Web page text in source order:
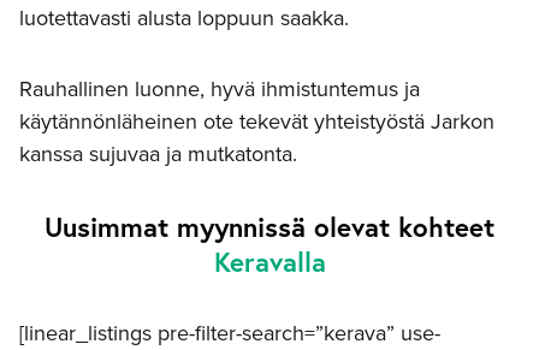
luotettavasti alusta loppuun saakka.
Rauhallinen luonne, hyvä ihmistuntemus ja
käytännönläheinen ote tekevät yhteistyöstä Jarkon
kanssa sujuvaa ja mutkatonta.
Uusimmat myynnissä olevat kohteet
Keravalla
[linear_listings pre-filter-search=”kerava” use-